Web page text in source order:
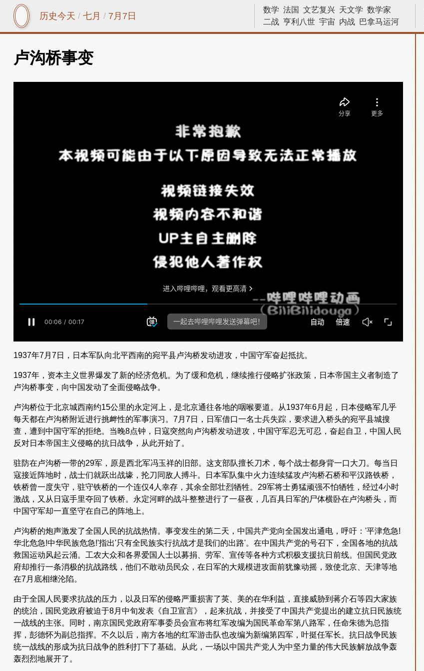
历史今天 / 七月 / 7月7日
数学 法国 文艺复兴 天文学 数学家
二战 亨利八世 宇宙 内战 巴拿马运河
苏哈托 林则徐 物理 小说家 原子弹
卢沟桥事变
1937年7月7日，日本军队向北平西南的宛平县卢沟桥发动进攻，中国守军奋起抵抗。
1937年，资本主义世界爆发了新的经济危机。为了缓和危机，继续推行侵略扩张政策，日本帝国主义者制造了
卢沟桥事变，向中国发动了全面侵略战争。
卢沟桥位于北京城西南约15公里的永定河上，是北京通往各地的咽喉要道。从1937年6月起，日本侵略军几乎
每天都在卢沟桥附近进行挑衅性的军事演习。7月7日，日军借口一名士兵失踪，要求进入桥头的宛平县城搜
查，遭到中国守军的拒绝。当晚8点钟，日寇突然向卢沟桥发动进攻，中国守军忍无可忍，奋起自卫，中国人民
反对日本帝国主义侵略的抗日战争，从此开始了。
驻防在卢沟桥一带的29军，原是西北军冯玉祥的旧部。这支部队擅长刀术，每个战士都身背一口大刀。每当日
寇接近阵地时，战士们就跃出战壕，抡刀同敌人搏斗。日本军队集中火力连续猛攻卢沟桥石桥和平汉路铁桥，
铁桥曾一度失守，驻守铁桥的一个连仅4人幸存，其余全部壮烈牺牲。29军将士勇猛顽强不怕牺牲，经过4小时
激战，又从日寇手里夺回了铁桥。永定河畔的战斗整整进行了一昼夜，几百具日军的尸体横卧在卢沟桥头，而
中国守军却一直坚守在自己的阵地上。
卢沟桥的炮声激发了全国人民的抗战热情。事变发生的第二天，中国共产党向全国发出通电，呼吁：'平津危急!
华北危急!中华民族危急!'指出'只有全民族实行抗战才是我们的出路'。在中国共产党的号召下，全国各地的抗战
救国运动风起云涌。工农大众和各界爱国人士以募捐、劳军、宣传等各种方式积极支援抗日前线。但国民党政
府却推行一条消极的抗战路线，他们不敢动员民众，在日军的大规模进攻面前犹豫动摇，致使北京、天津等地
在7月底相继沦陷。
由于全国人民要求抗战的压力，以及日军的侵略严重损害了英、美的在华利益，直接威胁到蒋介石等四大家族
的统治，国民党政府被迫于8月中旬发表《自卫宣言》，起来抗战，并接受了中国共产党提出的建立抗日民族统
一战线的主张。同时，南京国民党政府军事委员会宣布将红军改编为国民革命军第八路军，任命朱德为总指
挥，彭德怀为副总指挥。不久以后，南方各地的红军游击队也改编为新编第四军，叶挺任军长。抗日战争民族
统一战线的形成为抗日战争的胜利打下了基础。从此，一场以中国共产党人为中坚力量的伟大民族解放战争轰
轰烈烈地展开了。